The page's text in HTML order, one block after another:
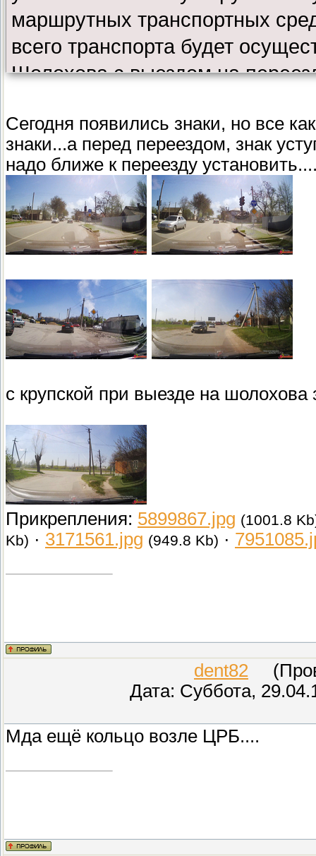
маршрутных транспортных
всего транспорта будет
Шолохова с выездом на
уступать дорогу транспорту
Сегодня появились знаки, но все
знаки...а перед переездом, знак
надо ближе к переезду
с крупской при выезде на шолохова
Прикрепления: 5899867.jpg (1001.8
Kb) · 3171561.jpg (949.8 Kb) ·
dent82
Дата: Суббота,
Мда ещё кольцо возле ЦРБ....